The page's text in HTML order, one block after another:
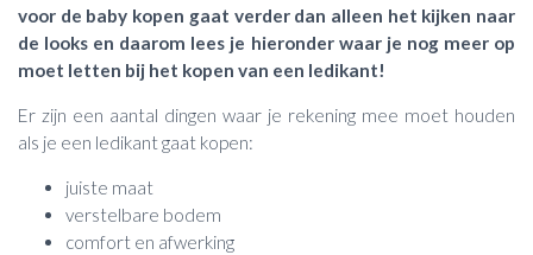
voor de baby kopen gaat verder dan alleen het kijken naar
de looks en daarom lees je hieronder waar je nog meer op
moet letten bij het kopen van een ledikant!
Er zijn een aantal dingen waar je rekening mee moet houden
als je een ledikant gaat kopen:
juiste maat
verstelbare bodem
comfort en afwerking